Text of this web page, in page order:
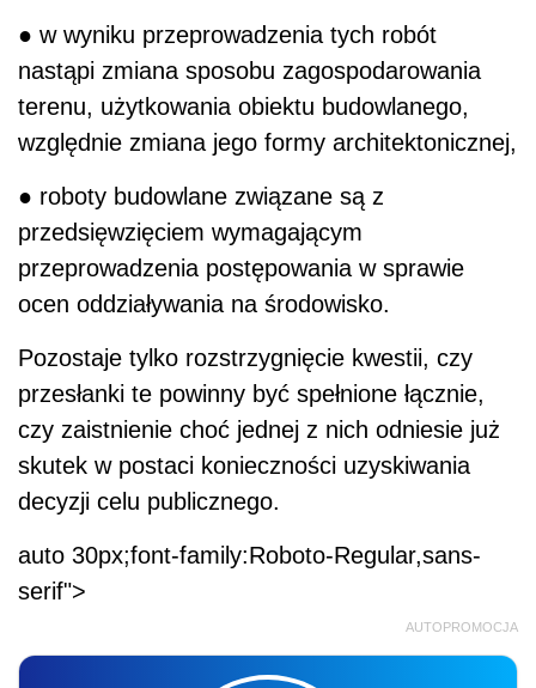
● w wyniku przeprowadzenia tych robót
nastąpi zmiana sposobu zagospodarowania
terenu, użytkowania obiektu budowlanego,
względnie zmiana jego formy architektonicznej,
● roboty budowlane związane są z
przedsięwzięciem wymagającym
przeprowadzenia postępowania w sprawie
ocen oddziaływania na środowisko.
Pozostaje tylko rozstrzygnięcie kwestii, czy
przesłanki te powinny być spełnione łącznie,
czy zaistnienie choć jednej z nich odniesie już
skutek w postaci konieczności uzyskiwania
decyzji celu publicznego.
auto 30px;font-family:Roboto-Regular,sans-
serif">
AUTOPROMOCJA